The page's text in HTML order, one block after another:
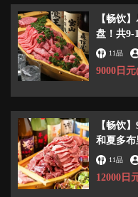
【畅饮
盘！共9-
11品
9000日元
【畅饮
和夏多
11品
12000日